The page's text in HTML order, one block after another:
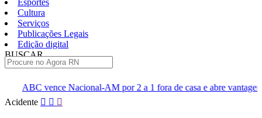
Esportes
Cultura
Serviços
Publicações Legais
Edição digital
BUSCAR
AM por 2 a 1 fora de casa e abre vantagem nas quartas
Pular
Acidente